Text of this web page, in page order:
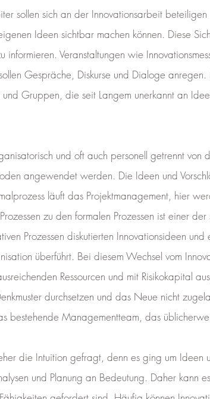
sollen sich an der Innovationsarbeit
Ideen sichtbar machen können. Diese
Veranstaltungen wie
Gespräche, Diskurse und Dialoge
und Gruppen, die seit Langem unerkannt an
und oft auch personell getrennt von
angewendet werden. Die Ideen und
läuft das Projektmanagement, hier
zu den formalen Prozessen ist einer der
Prozessen diskutierten Innovationsideen
überführt. Bei diesem Wechsel vom
Ressourcen und mit Risikokapital
durchsetzen und das Neue nicht
bestehende Managementteam, das
die Intuition gefragt, denn es ging um
und Planung an Bedeutung. Daher kann